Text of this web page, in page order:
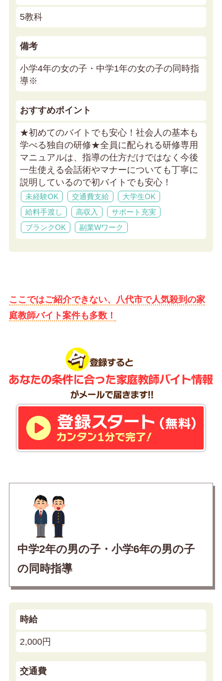
5教科
備考
小学4年の女の子・中学1年の女の子の同時指
導※
おすすめポイント
★初めてのバイトでも安心！社会人の基本も
学べる独自の研修★全員に配られる研修専用
マニュアルは、指導の仕方だけではなく今後
一生使える会話術やマナーについても丁寧に
説明しているので初バイトでも安心！
未経験OK 交通費支給
大学生OK
給料手渡し
高収入
サポート充実
ブランクOK
副業Wワーク
ここではご紹介できない、八代市で人気殺到の家
庭教師バイト案件も多数！
中学2年の男の子・小学6年の男の子
の同時指導
時給
2,000円
交通費